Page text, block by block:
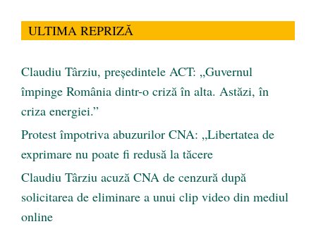
ULTIMA REPRIZĂ
Claudiu Târziu, președintele ACT: „Guvernul
împinge România dintr-o criză în alta. Astăzi, în
criza energiei.”
Protest împotriva abuzurilor CNA: „Libertatea de
exprimare nu poate fi redusă la tăcere
Claudiu Târziu acuză CNA de cenzură după
solicitarea de eliminare a unui clip video din mediul
online